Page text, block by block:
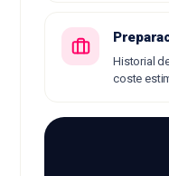
Historial
coste